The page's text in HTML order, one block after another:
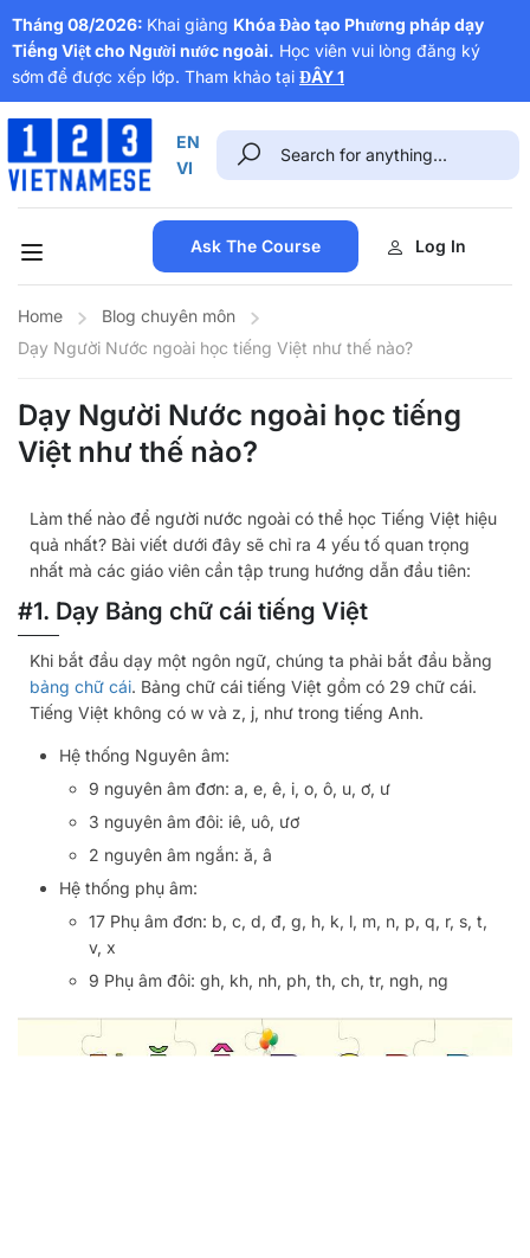
Tháng 08/2026: Khai giảng Khóa Đào tạo Phương pháp dạy
Tiếng Việt cho Người nước ngoài. Học viên vui lòng đăng ký
sớmđể được xếp lớp. Tham khảo tại ĐÂY 1
EN
VI
Ask The Course Log In
Home
Blog chuyên môn
Dạy Người Nước ngoài học tiếng Việt như thế nào?
Dạy Người Nước ngoài học tiếng
Việt như thế nào?
Làm thế nào để người nước ngoài có thể học Tiếng Việt hiệu
quả nhất? Bài viết dưới đây sẽ chỉ ra 4 yếu tố quan trọng
nhất mà các giáo viên cần tập trung hướng dẫn đầu tiên:
#1. Dạy Bảng chữ cái tiếng Việt
Khi bắt đầu dạy một ngôn ngữ, chúng ta phải bắt đầu bằng
bảng chữ cái. Bảng chữ cái tiếng Việt gồm có 29 chữ cái.
Tiếng Việt không có w và z, j, như trong tiếng Anh.
Hệ thống Nguyên âm:
9 nguyên âm đơn: a, e, ê, i, o, ô, u, ơ, ư
3 nguyên âm đôi: iê, uô, ươ
2 nguyên âm ngắn: ă, â
Hệ thống phụ âm:
17 Phụ âm đơn: b, c, d, đ, g, h, k, l, m, n, p, q, r, s, t,
v, x
9 Phụ âm đôi: gh, kh, nh, ph, th, ch, tr, ngh, ng